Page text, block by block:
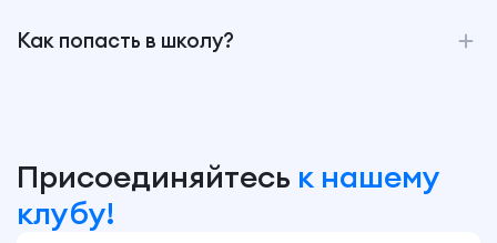
Как попасть в школу?
Присоединяйтесь к нашему
клубу!